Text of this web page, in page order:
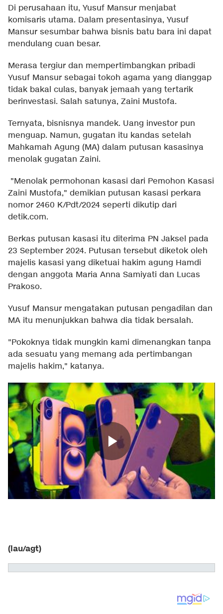
Di perusahaan itu, Yusuf Mansur menjabat
komisaris utama. Dalam presentasinya, Yusuf
Mansur sesumbar bahwa bisnis batu bara ini dapat
mendulang cuan besar.
Merasa tergiur dan mempertimbangkan pribadi
Yusuf Mansur sebagai tokoh agama yang dianggap
tidak bakal culas, banyak jemaah yang tertarik
berinvestasi. Salah satunya, Zaini Mustofa.
Ternyata, bisnisnya mandek. Uang investor pun
menguap. Namun, gugatan itu kandas setelah
Mahkamah Agung (MA) dalam putusan kasasinya
menolak gugatan Zaini.
"Menolak permohonan kasasi dari Pemohon Kasasi
Zaini Mustofa," demikian putusan kasasi perkara
nomor 2460 K/Pdt/2024 seperti dikutip dari
detik.com.
Berkas putusan kasasi itu diterima PN Jaksel pada
23 September 2024. Putusan tersebut diketok oleh
majelis kasasi yang diketuai hakim agung Hamdi
dengan anggota Maria Anna Samiyati dan Lucas
Prakoso.
Yusuf Mansur mengatakan putusan pengadilan dan
MA itu menunjukkan bahwa dia tidak bersalah.
"Pokoknya tidak mungkin kami dimenangkan tanpa
ada sesuatu yang memang ada pertimbangan
majelis hakim," katanya.
(lau/agt)